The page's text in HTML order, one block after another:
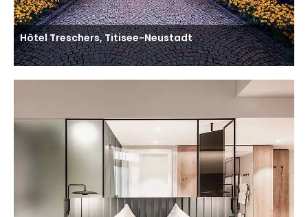
Hôtel Treschers, Titisee-Neustadt